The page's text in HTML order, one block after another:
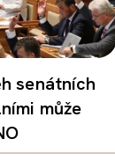
senátních
může